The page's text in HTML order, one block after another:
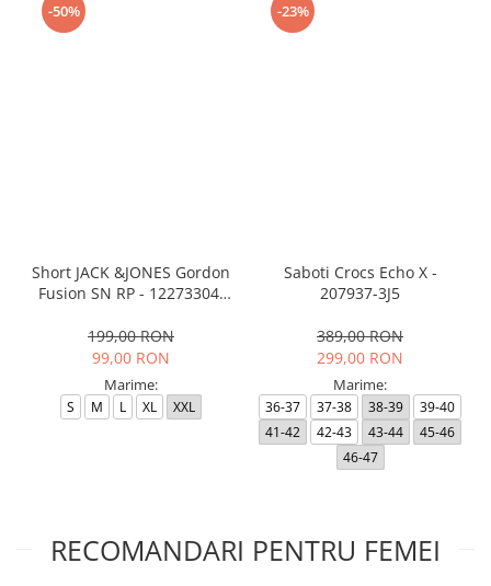
-50%
Short JACK &JONES Gordon
Fusion SN RP - 12273304-
199,00 RON
99,00 RON
Marime:
S M L XL XXL
-23%
Saboti Crocs Echo X -
207937-3J5
389,00 RON
299,00 RON
Marime:
36-37 37-38 38-39
39-40
41-42
42-43 43-44
45-46
46-47
RECOMANDARI PENTRU FEMEI